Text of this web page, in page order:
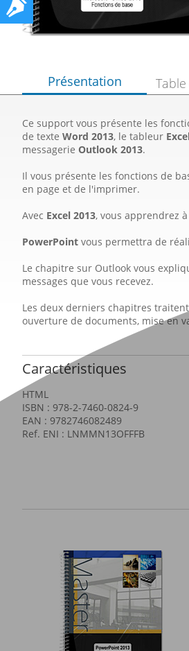
Présentation
Ce support vous présente les
de texte Word 2013, le tableur
messagerie Outlook 2013.
Il vous présente les fonctions de
en page et de l'imprimer.
Avec Excel 2013, vous apprendrez
PowerPoint vous permettra de
Le chapitre sur Outlook vous
messages que vous recevez.
Les deux derniers chapitres
ouverture de documents, mise en
Caractéristiques
HTML
ISBN : 978-2-7460-0824-9
EAN : 9782746082489
Ref. ENI : LNMMN13OFFFB